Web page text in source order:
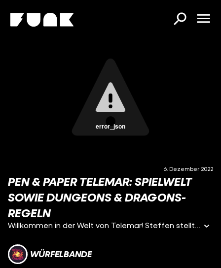
error_json
6. Dezember 2022
PEN & PAPER TELEMAR: SPIELWELT
SOWIE DUNGEONS & DRAGONS-
REGELN
Willkommen in der Welt von Telemar! Steffen stellt euch hier in aller Kürze Pen and Paper vor. Außerdem erfahrt ihr hier alles Wichtige über unsere Spielwelt und wie man eigentlich Dungeons and Dragons spielt. Am 08.12. stellen wir euch dann die erste Spielerin vor! Beim “Pen & Paper”-Abenteuer Telemar, schicken wir euch und unsere Spieler*innen Tina, Keshia, Lotti, Johanna, Lucas und Nico in ein emotionales “Dungeons and Dragons”-Abenteuer. Ab dem 20.12. findet ihr immer dienstags eine von insgesamt fünf Folgen des Pen & Paper Telemar hier auf dem Kanal Würfelbande. Würfelbande wird von der Rocket Beans Entertainment GmbH für funk sowie die evangelischen und katholischen Kirchen produziert. funk ist ein Gemeinschaftsangebot der Arbeitsgemeinschaft der Rundfunkanstalten der Bundesrepublik Deutschland (ARD) und des Zweiten Deutschen Fernsehens (ZDF).
WÜRFELBANDE